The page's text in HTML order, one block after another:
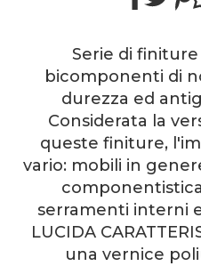
​Serie di
bicomponenti di
durezza ed
Considerata la
queste finiture,
vario: mobili in
serramenti interni
LUCIDA
una vernice